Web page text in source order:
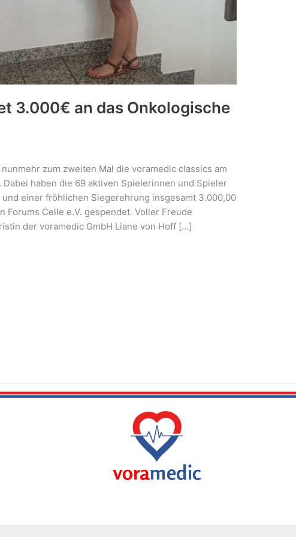
3.000€ an das Onkologische
zum zweiten Mal die voramedic classics am
Dabei haben die 69 aktiven Spielerinnen und Spieler
einer fröhlichen Siegerehrung insgesamt 3.000,00
Forums Celle e.V. gespendet. Voller Freude
der voramedic GmbH Liane von Hoff […]